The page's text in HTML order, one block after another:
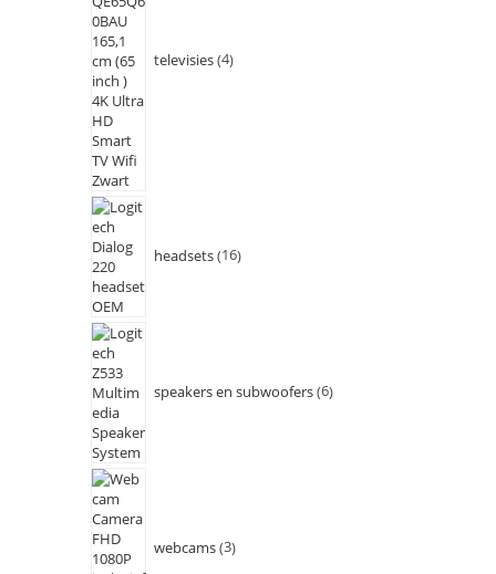
televisies 4
headsets 16
speakers en subwoofers 6
webcams 3